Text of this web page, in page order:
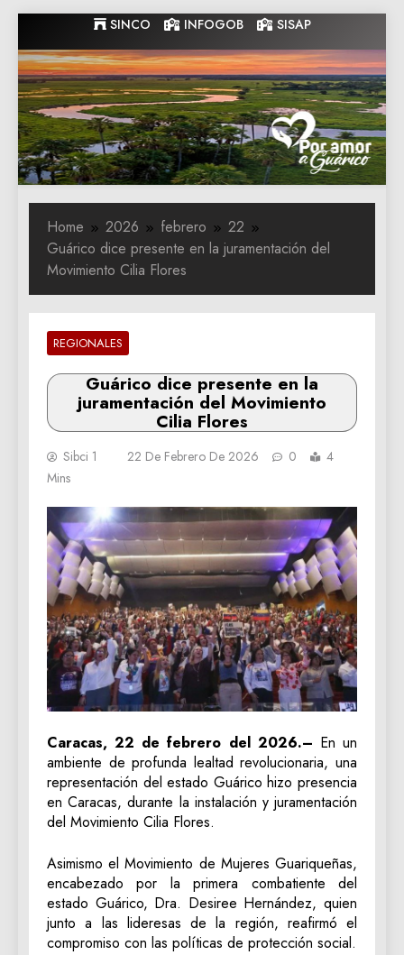
to
content
SINCO INFOGOB SISAP
Gobernacion
de Guarico
Gobernacion de Guarico
Home 2026 febrero
22
Guárico dice presente en la juramentación del
Movimiento Cilia Flores
REGIONALES
Guárico dice presente en la
juramentación del Movimiento
Cilia Flores
Sibci 1 22 De Febrero De 2026 0
4
Mins
Caracas, 22 de febrero del 2026.– En un
ambiente de profunda lealtad revolucionaria, una
representación del estado Guárico hizo presencia
en Caracas, durante la instalación y juramentación
del Movimiento Cilia Flores.
‎Asimismo el Movimiento de Mujeres Guariqueñas,
encabezado por la primera combatiente del
estado Guárico, Dra. Desiree Hernández, quien
junto a las lideresas de la región, reafirmó el
compromiso con las políticas de protección social.